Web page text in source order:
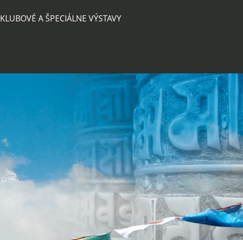
KLUBOVÉ A ŠPECIÁLNE VÝSTAVY